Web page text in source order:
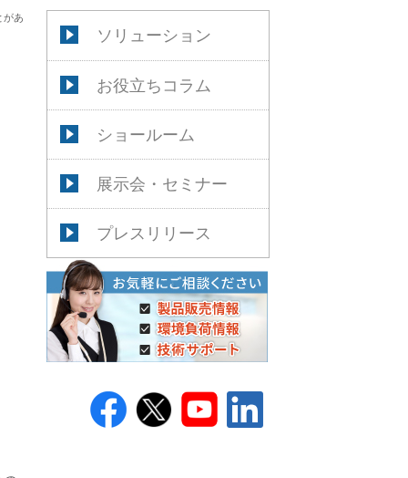
ソリューション
お役立ちコラム
ショールーム
展示会・セミナー
プレスリリース
があ